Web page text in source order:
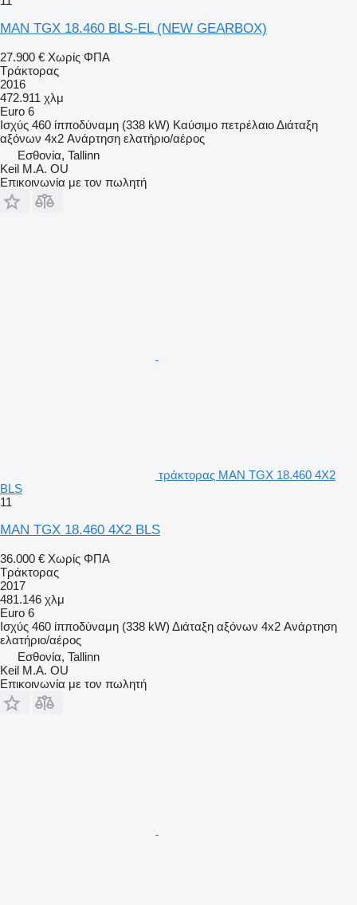
MAN TGX 18.460 BLS-EL (NEW GEARBOX)
27.900 € Χωρίς ΦΠΑ
Τράκτορας
2016
472.911 χλμ
Euro 6
Ισχύς 460 ίπποδύναμη (338 kW) Καύσιμο πετρέλαιοΔιάταξη
αξόνων 4x2 Ανάρτηση ελατήριο/αέρος
Εσθονία, Tallinn
Keil M.A. OU
Επικοινωνία με τον πωλητή
τράκτορας MAN TGX 18.460 4X2
BLS
11
MAN TGX 18.460 4X2 BLS
36.000 € Χωρίς ΦΠΑ
Τράκτορας
2017
481.146 χλμ
Euro 6
Ισχύς 460 ίπποδύναμη (338 kW) Διάταξη αξόνων 4x2 Ανάρτηση
ελατήριο/αέρος
Εσθονία, Tallinn
Keil M.A. OU
Επικοινωνία με τον πωλητή